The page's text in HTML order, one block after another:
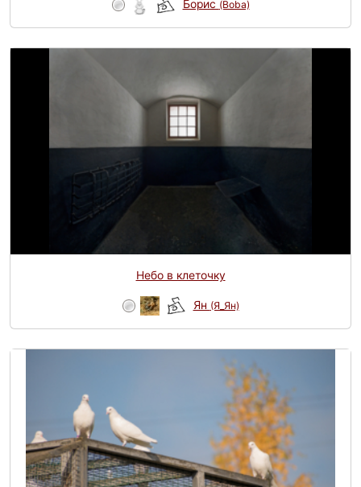
Борис (Boba)
Небо в клеточку
Ян (Я_Ян)